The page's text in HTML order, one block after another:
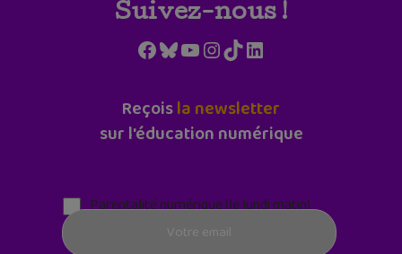
Suivez-nous !
Facebook
Bluesky
YouTube
Instagram
TikTokLinkedIn
Reçoisla newsletter
sur l'éducation numérique
Parentalité numérique (le lundi matin)